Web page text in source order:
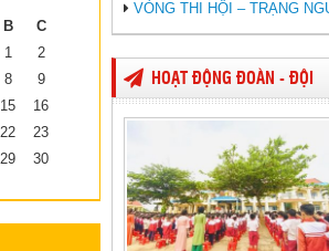
B
C
1
2
8
9
15
16
22
23
29
30
VÒNG THI HỘI – TRẠNG
HOẠT ĐỘNG ĐOÀN - ĐỘI